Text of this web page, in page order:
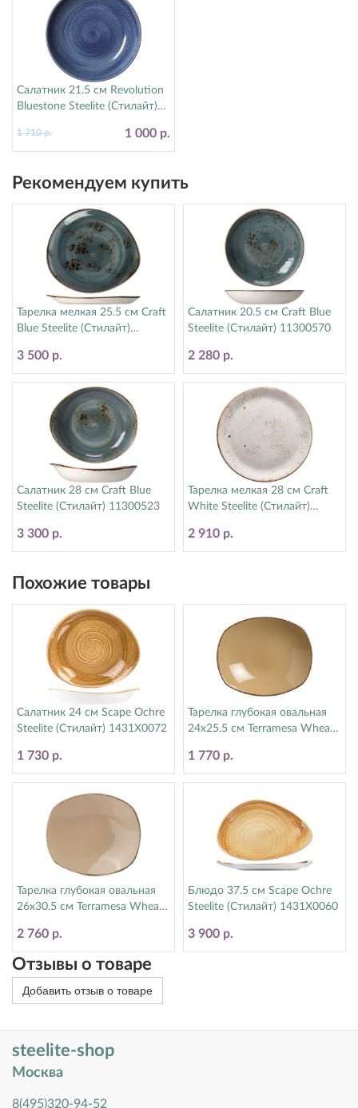
Салатник 21.5 см Revolution
Bluestone Steelite (Стилайт)
1 000 р.
1 710 р.
Рекомендуем купить
Тарелка мелкая 25.5 см Craft
Blue Steelite (Стилайт)
3 500 р.
Салатник 20.5 см Craft Blue
Steelite (Стилайт) 11300570
2 280 р.
Салатник 28 см Craft Blue
Steelite (Стилайт) 11300523
3 300 р.
Тарелка мелкая 28 см Craft
White Steelite (Стилайт)
2 910 р.
Похожие товары
Салатник 24 см Scape Ochre
Steelite (Стилайт) 1431X0072
1 730 р.
Тарелка глубокая овальная
24х25.5 см Terramesa Wheat
1 770 р.
Тарелка глубокая овальная
26х30.5 см Terramesa Wheat
2 760 р.
Блюдо 37.5 см Scape Ochre
Steelite (Стилайт) 1431X0060
3 900 р.
Отзывы о товаре
Добавить отзыв о товаре
steelite-shop
Москва
8(495)320-94-52